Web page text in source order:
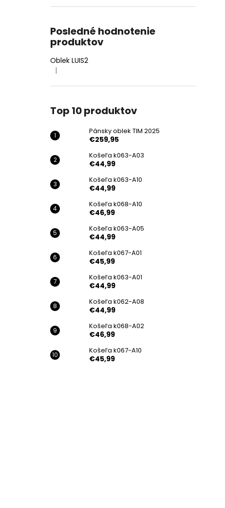
Posledné hodnotenie
produktov
Oblek LUIS2
Hodnotenie produktu je 4 z 5 hviezdičiek.
|
Top 10 produktov
Pánsky oblek TIM 2025
€259,95
Košeľa k063-A03
€44,99
Košeľa k063-A10
€44,99
Košeľa k068-A10
€46,99
Košeľa k063-A05
€44,99
Košeľa k067-A01
€45,99
Košeľa k063-A01
€44,99
Košeľa k062-A08
€44,99
Košeľa k068-A02
€46,99
Košeľa k067-A10
€45,99